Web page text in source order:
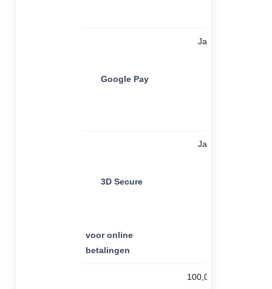
Google Pay
Ja
3D Secure
voor online
betalingen
Ja
100,000